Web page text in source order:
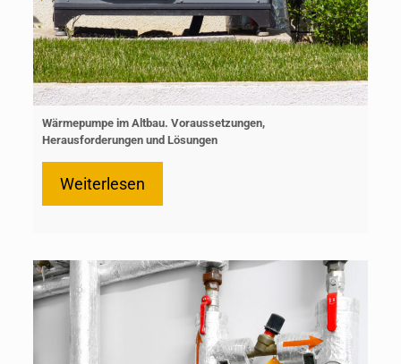
Wärmepumpe im Altbau. Voraussetzungen,
Herausforderungen und Lösungen
Weiterlesen